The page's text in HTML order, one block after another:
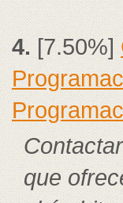
4.[7.50%]
que